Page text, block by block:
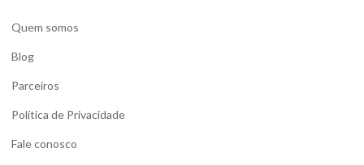
Quem somos
Blog
Parceiros
Política de Privacidade
Fale conosco